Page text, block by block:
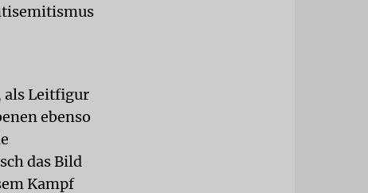
als Leitfigur
ebenso
das Bild
Kampf